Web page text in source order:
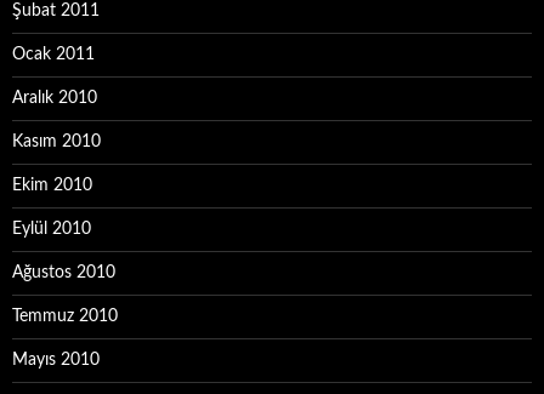
Şubat 2011
Ocak 2011
Aralık 2010
Kasım 2010
Ekim 2010
Eylül 2010
Ağustos 2010
Temmuz 2010
Mayıs 2010